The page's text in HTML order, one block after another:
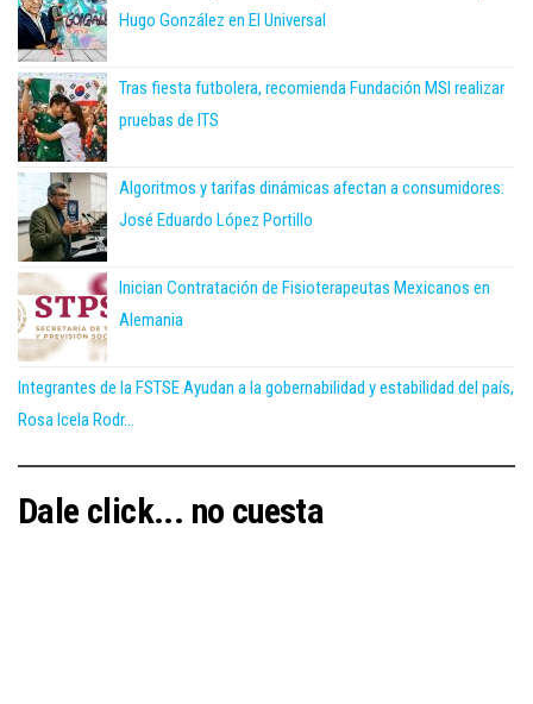
Hugo González en El Universal
Tras fiesta futbolera, recomienda Fundación MSI realizar
pruebas de ITS
Algoritmos y tarifas dinámicas afectan a consumidores:
José Eduardo López Portillo
Inician Contratación de Fisioterapeutas Mexicanos en
Alemania
Integrantes de la FSTSE Ayudan a la gobernabilidad y estabilidad del país,
Rosa Icela Rodr...
Dale click... no cuesta